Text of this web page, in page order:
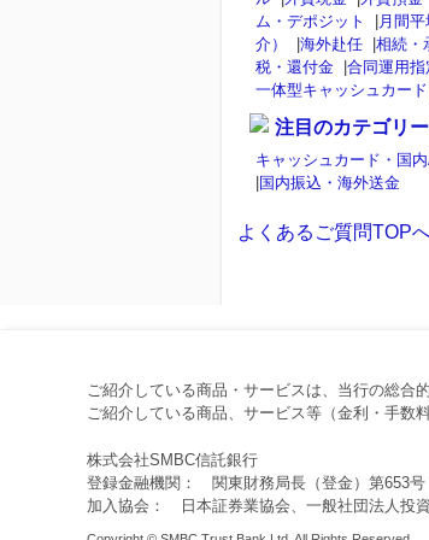
ム・デポジット
| 月間
介）
|海外赴任 |相続・
税・還付金 |合同運用
一体型キャッシュカード
注目のカテゴリー
キャッシュカード・国
|国内振込・海外送金
よくあるご質問TOP
ご紹介している商品・サービスは、当行の総合
ご紹介している商品、サービス等（金利・手数
株式会社SMBC信託銀行
登録金融機関： 関東財務局長（登金）第653号
加入協会： 日本証券業協会、一般社団法人投